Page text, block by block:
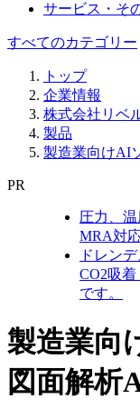
サービス・そ
すべてのカテゴリー
トップ
企業情報
株式会社リベ
製品
製造業向けAI
PR
圧力、
MRA対
ドレン
CO2吸
です。
製造業向
図面解析